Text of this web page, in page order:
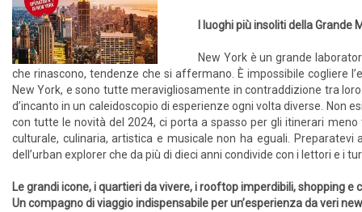
I luoghi più insoliti della Grande
New York è un grande
che rinascono, tendenze che si affermano. È impossibile cogliere
New York, e sono tutte meravigliosamente in contraddizione tra
d’incanto in un caleidoscopio di esperienze ogni volta diverse. Non
con tutte le novità del 2024, ci porta a spasso per gli itinerari
culturale, culinaria, artistica e musicale non ha eguali.
dell’urban explorer che da più di dieci anni condivide con i lettori e i
Le grandi icone, i quartieri da vivere, i rooftop imperdibili, shopping
Un compagno di viaggio indispensabile per un’esperienza da veri